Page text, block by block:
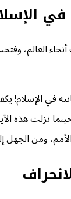
في
العالم،
كانت الأمة،
ومن الجهل